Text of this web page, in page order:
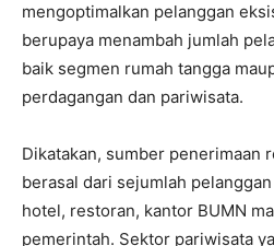
mengoptimalkan pelanggan
berupaya menambah jumlah
baik segmen rumah tangga
perdagangan dan pariwisata.
Dikatakan, sumber penerimaan
berasal dari sejumlah
hotel, restoran, kantor BUMN
pemerintah. Sektor pariwisata